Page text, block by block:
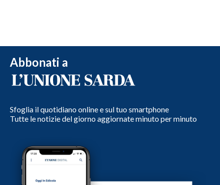
Abbonati a
Sfoglia il quotidiano online e sul tuo smartphone
Tutte le notizie del giorno aggiornate minuto per minuto